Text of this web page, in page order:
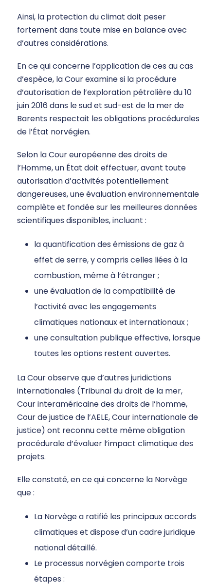
Ainsi, la protection du climat doit peser
fortement dans toute mise en balance avec
d’autres considérations.
En ce qui concerne l’application de ces au cas
d’espèce, la Cour examine si la procédure
d’autorisation de l’exploration pétrolière du 10
juin 2016 dans le sud et sud-est de la mer de
Barents respectait les obligations procédurales
de l’État norvégien.
Selon la Cour européenne des droits de
l’Homme, un État doit effectuer, avant toute
autorisation d’activités potentiellement
dangereuses, une évaluation environnementale
complète et fondée sur les meilleures données
scientifiques disponibles, incluant :
la quantification des émissions de gaz à
effet de serre, y compris celles liées à la
combustion, même à l’étranger ;
une évaluation de la compatibilité de
l’activité avec les engagements
climatiques nationaux et internationaux ;
une consultation publique effective, lorsque
toutes les options restent ouvertes.
La Cour observe que d’autres juridictions
internationales (Tribunal du droit de la mer,
Cour interaméricaine des droits de l’homme,
Cour de justice de l’AELE, Cour internationale de
justice) ont reconnu cette même obligation
procédurale d’évaluer l’impact climatique des
projets.
Elle constaté, en ce qui concerne la Norvège
que :
La Norvège a ratifié les principaux accords
climatiques et dispose d’un cadre juridique
national détaillé.
Le processus norvégien comporte trois
étapes :